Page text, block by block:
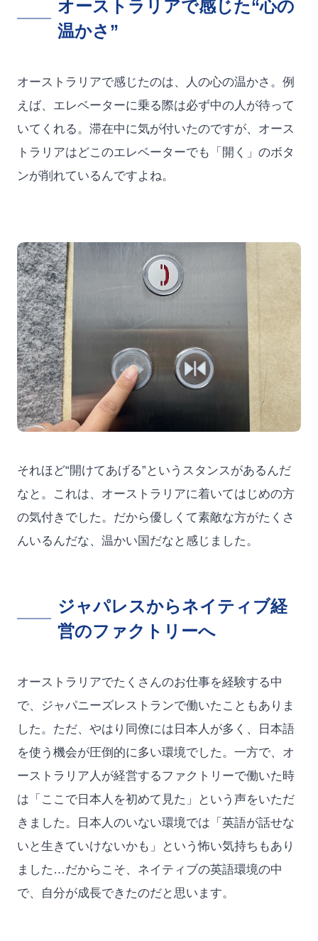
オーストラリアで感じた“心の
温かさ”
オーストラリアで感じたのは、人の心の温かさ。例
えば、エレベーターに乗る際は必ず中の人が待って
いてくれる。滞在中に気が付いたのですが、オース
トラリアはどこのエレベーターでも「開く」のボタ
ンが削れているんですよね。
それほど“開けてあげる”というスタンスがあるんだ
なと。これは、オーストラリアに着いてはじめの方
の気付きでした。だから優しくて素敵な方がたくさ
んいるんだな、温かい国だなと感じました。
ジャパレスからネイティブ経
営のファクトリーへ
オーストラリアでたくさんのお仕事を経験する中
で、ジャパニーズレストランで働いたこともありま
した。ただ、やはり同僚には日本人が多く、日本語
を使う機会が圧倒的に多い環境でした。一方で、オ
ーストラリア人が経営するファクトリーで働いた時
は「ここで日本人を初めて見た」という声をいただ
きました。日本人のいない環境では「英語が話せな
いと生きていけないかも」という怖い気持ちもあり
ました…だからこそ、ネイティブの英語環境の中
で、自分が成長できたのだと思います。